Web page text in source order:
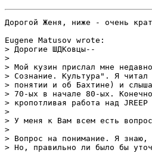
Дорогой Женя, ниже - очень
Eugene Matusov wrote:
> Дорогие ШДКовцы--
>
> Мой кузин прислал мне
> Сознание. Культура". Я читал
> понятии и об Бахтине) и
> 70-ых в начале 80-ых.
> кропотливая работа над
>
> У меня к Вам всем есть
>
> Вопрос на понимание. Я знаю,
> Но, правильно ли было бы